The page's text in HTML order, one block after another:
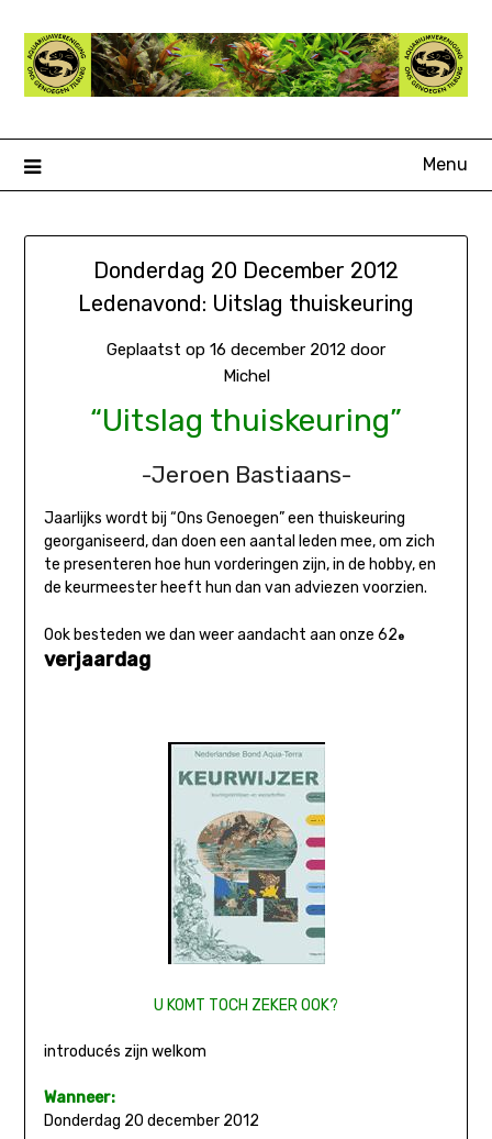
naar
inhoud
Menu
Donderdag 20 December 2012
Ledenavond: Uitslag thuiskeuring
Geplaatst op 16 december 2012 door
Michel
“Uitslag thuiskeuring”
-Jeroen Bastiaans-
Jaarlijks wordt bij “Ons Genoegen” een thuiskeuring
georganiseerd, dan doen een aantal leden mee, om zich
te presenteren hoe hun vorderingen zijn, in de hobby, en
de keurmeester heeft hun dan van adviezen voorzien.
Ook besteden we dan weer aandacht aan onze 62 e
verjaardag
U KOMT TOCH ZEKER OOK?
introducés zijn welkom
Wanneer:
Donderdag 20 december 2012